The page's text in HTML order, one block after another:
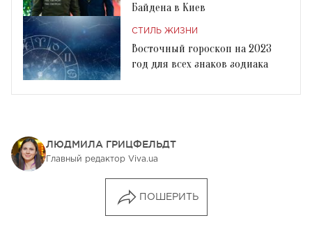
Байдена в Киев
СТИЛЬ ЖИЗНИ
Восточный гороскоп на 2023
год для всех знаков зодиака
ЛЮДМИЛА ГРИЦФЕЛЬДТ
Главный редактор Viva.ua
ПОШЕРИТЬ